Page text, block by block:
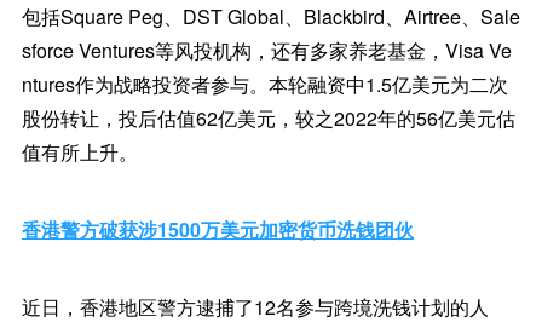
包括Square Peg、DST Global、Blackbird、Airtree、Sale
sforce Ventures等风投机构，还有多家养老基金，Visa Ve
ntures作为战略投资者参与。本轮融资中1.5亿美元为二次
股份转让，投后估值62亿美元，较之2022年的56亿美元估
值有所上升。
香港警方破获涉1500万美元加密货币洗钱团伙
近日，香港地区警方逮捕了12名参与跨境洗钱计划的人